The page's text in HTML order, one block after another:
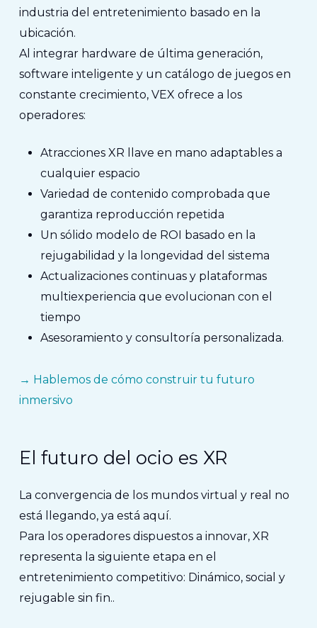
industria del entretenimiento basado en la
ubicación.
Al integrar hardware de última generación,
software inteligente y un catálogo de juegos en
constante crecimiento, VEX ofrece a los
operadores:
Atracciones XR llave en mano adaptables a
cualquier espacio
Variedad de contenido comprobada que
garantiza reproducción repetida
Un sólido modelo de ROI basado en la
rejugabilidad y la longevidad del sistema
Actualizaciones continuas y plataformas
multiexperiencia que evolucionan con el
tiempo
Asesoramiento y consultoría personalizada.
→ Hablemos de cómo construir tu futuro
inmersivo
El futuro del ocio es XR
La convergencia de los mundos virtual y real no
está llegando, ya está aquí.
Para los operadores dispuestos a innovar, XR
representa la siguiente etapa en el
entretenimiento competitivo: Dinámico, social y
rejugable sin fin..